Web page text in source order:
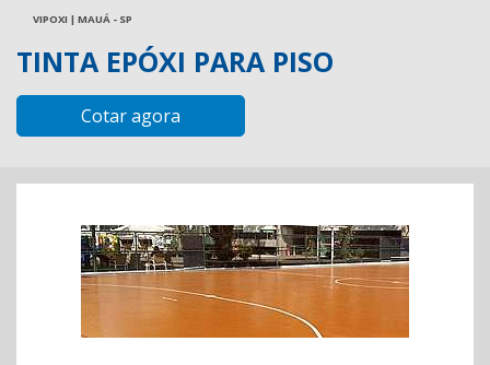
VIPOXI | MAUÁ - SP
TINTA EPÓXI PARA PISO
Cotar agora